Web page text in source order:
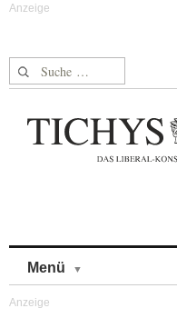
Suche nach:
Menü